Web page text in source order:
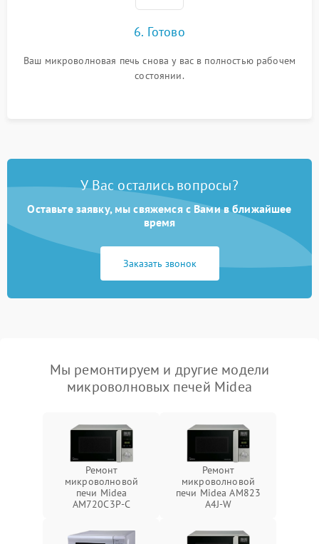
6. Готово
Ваш микроволновая печь снова у вас в полностью рабочем
состоянии.
У Вас остались вопросы?
Оставьте заявку, мы свяжемся с Вами в ближайшее
время
Заказать звонок
Мы ремонтируем и другие модели
микроволновых печей Midea
Ремонт
микроволновой
печи Midea
AM720C3P-C
Ремонт
микроволновой
печи Midea AM823
A4J-W